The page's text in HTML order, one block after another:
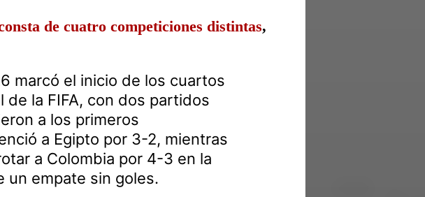
de cuatro competiciones distintas,
marcó el inicio de los cuartos
de la FIFA, con dos partidos
a los primeros
a Egipto por 3-2, mientras
a Colombia por 4-3 en la
un empate sin goles.